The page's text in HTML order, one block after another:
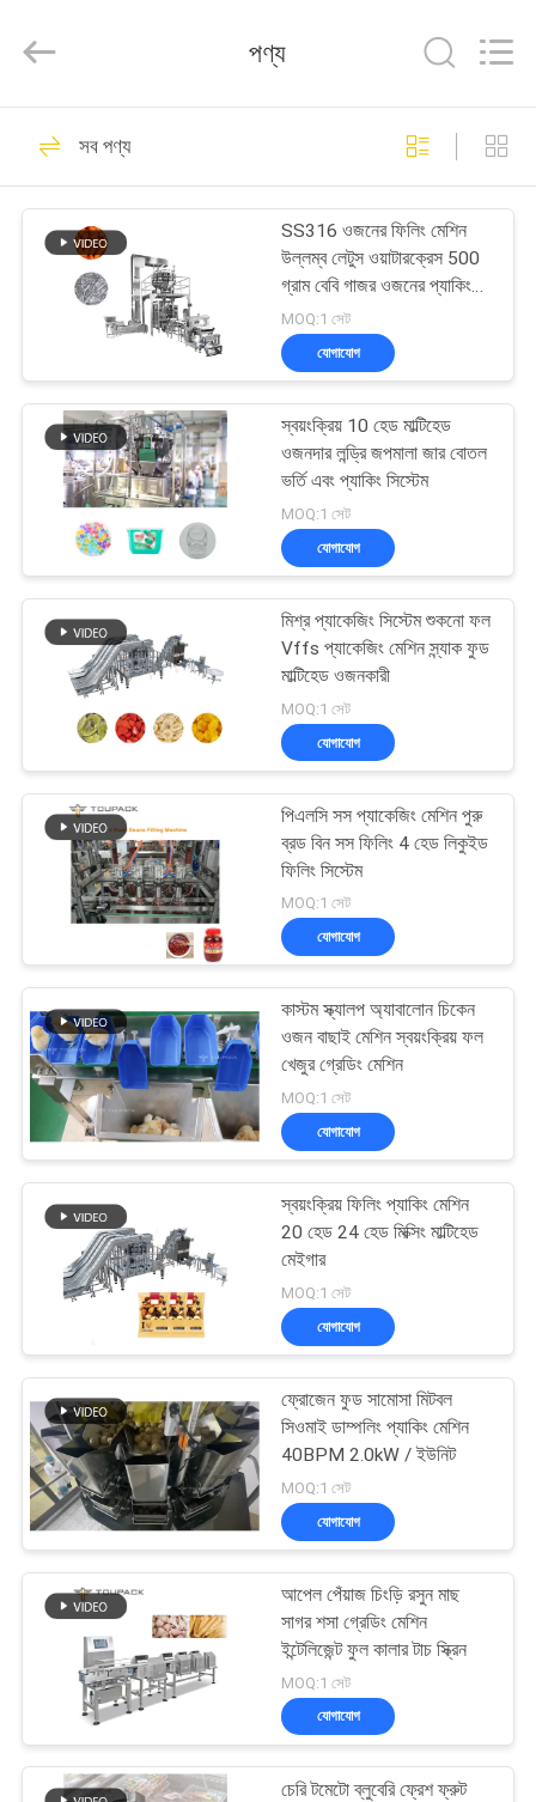
পণ্য
আমাদের
কারখানা
ভ্রমণ
নিয়ন্ত্রণ
যোগাযোগ
খবর
মামলা
উদ্ধৃতির
জন্য
আবেদন
সাইট
গোপনীয়তা
Reserved.
মাল্টিহেড ওজনকারী
26
মাল্টিহেড ওয়েদার প্যাকিং
মেশিন
213
লিনিয়ার ওয়েইজার প্যাকিং
মেশিন
33
জলখাবার খাবার প্যাকেজিং
মেশিন
মাল্টি লেন প্যাকিং মেশিন
21
ফল এবং উদ্ভিজ্জ প্যাকেজিং
মেশিন
হিমায়িত খাদ্য প্যাকিং মেশিন
পণ্য
সব পণ্য
SS316 ওজনের ফিলিং মেশিন
উল্লম্ব লেটুস ওয়াটারক্রেস 500
গ্রাম বেবি গাজর ওজনের প্যাকিং
সনাক্তকরণ মেশিন
MOQ:1 সেট
যোগাযোগ
স্বয়ংক্রিয় 10 হেড মাল্টিহেড
ওজনদার লন্ড্রি জপমালা জার বোতল
ভর্তি এবং প্যাকিং সিস্টেম
MOQ:1 সেট
যোগাযোগ
মিশ্র প্যাকেজিং সিস্টেম শুকনো ফল
Vffs প্যাকেজিং মেশিন স্ন্যাক ফুড
মাল্টিহেড ওজনকারী
MOQ:1 সেট
যোগাযোগ
পিএলসি সস প্যাকেজিং মেশিন পুরু
ব্রড বিন সস ফিলিং 4 হেড লিকুইড
ফিলিং সিস্টেম
MOQ:1 সেট
যোগাযোগ
কাস্টম স্ক্যালপ অ্যাবালোন চিকেন
ওজন বাছাই মেশিন স্বয়ংক্রিয় ফল
খেজুর গ্রেডিং মেশিন
MOQ:1 সেট
যোগাযোগ
স্বয়ংক্রিয় ফিলিং প্যাকিং মেশিন
20 হেড 24 হেড মিক্সিং মাল্টিহেড
মেইগার
MOQ:1 সেট
যোগাযোগ
ফ্রোজেন ফুড সামোসা মিটবল
সিওমাই ডাম্পলিং প্যাকিং মেশিন
40BPM 2.0kW / ইউনিট
MOQ:1 সেট
যোগাযোগ
আপেল পেঁয়াজ চিংড়ি রসুন মাছ
সাগর শসা গ্রেডিং মেশিন
ইন্টেলিজেন্ট ফুল কালার টাচ স্ক্রিন
MOQ:1 সেট
যোগাযোগ
চেরি টমেটো ব্লুবেরি ফ্রেশ ফ্রুট